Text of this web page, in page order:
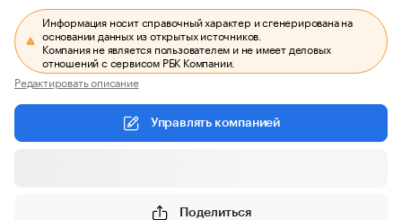
Информация носит справочный характер и сгенерирована на
основании данных из открытых источников.
Компания не является пользователем и не имеет деловых
отношений с сервисом РБК Компании.
Редактировать описание
Управлять компанией
Поделиться